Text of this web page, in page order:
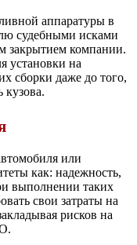
аппаратуры в
судебными исками
закрытием компании.
установки на
сборки даже до того,
кузова.
или
как: надежность,
выполнении таких
свои затраты на
рисков на